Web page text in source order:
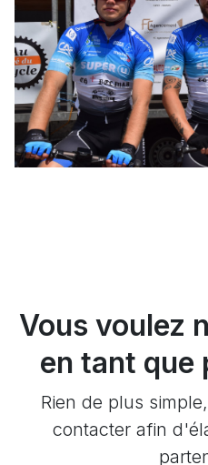
Vous voulez
en tant que
Rien de plus
contacter afin